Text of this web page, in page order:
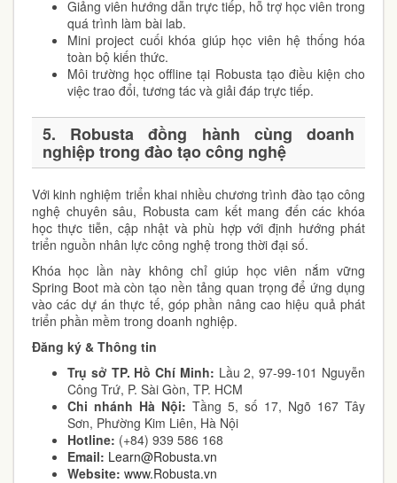
Giảng viên hướng dẫn trực tiếp, hỗ trợ học viên trong
quá trình làm bài lab.
Mini project cuối khóa giúp học viên hệ thống hóa
toàn bộ kiến thức.
Môi trường học offline tại Robusta tạo điều kiện cho
việc trao đổi, tương tác và giải đáp trực tiếp.
5. Robusta đồng hành cùng doanh
nghiệp trong đào tạo công nghệ
Với kinh nghiệm triển khai nhiều chương trình đào tạo công
nghệ chuyên sâu, Robusta cam kết mang đến các khóa
học thực tiễn, cập nhật và phù hợp với định hướng phát
triển nguồn nhân lực công nghệ trong thời đại số.
Khóa học lần này không chỉ giúp học viên nắm vững
Spring Boot mà còn tạo nền tảng quan trọng để ứng dụng
vào các dự án thực tế, góp phần nâng cao hiệu quả phát
triển phần mềm trong doanh nghiệp.
Đăng ký & Thông tin
Trụ sở TP. Hồ Chí Minh: Lầu 2, 97-99-101 Nguyễn
Công Trứ, P. Sài Gòn, TP. HCM
Chi nhánh Hà Nội: Tầng 5, số 17, Ngõ 167 Tây
Sơn, Phường Kim Liên, Hà Nội
Hotline: (+84) 939 586 168
Email: Learn@Robusta.vn
Website: www.Robusta.vn